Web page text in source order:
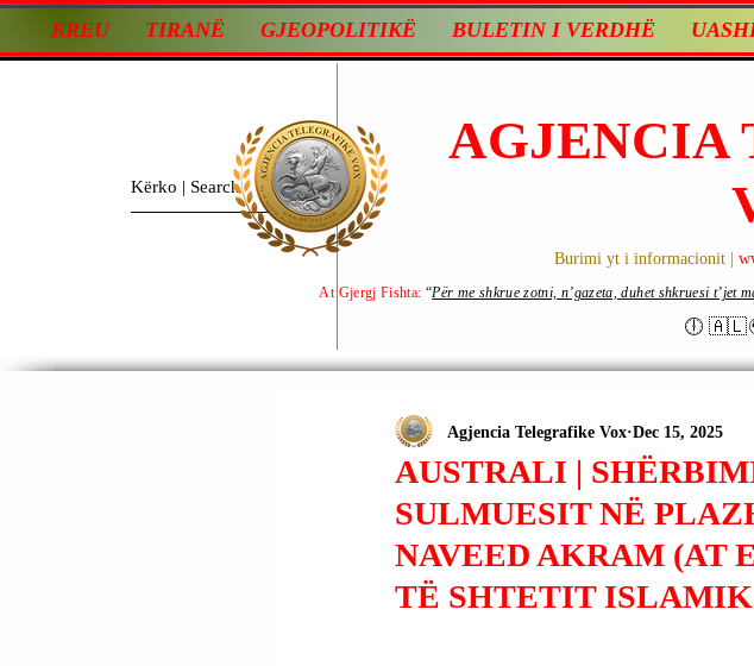
KREU TIRANË GJEOPOLITIKË BULETIN I VERDHË
AGJENCIA
Burimi yt i informacionit |
🕕
At Gjergj Fishta: “Për me shkrue zotni, n’gazeta, duhet shkruesi t’jet
AUSTRALI |
SULMUESIT NË
NAVEED AKRAM (AT
TË SHTETIT
Agjencia Telegrafike Vox Dec 15, 2025